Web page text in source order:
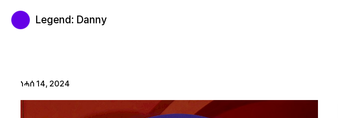
Legend: Danny
ነሓሰ 14, 2024